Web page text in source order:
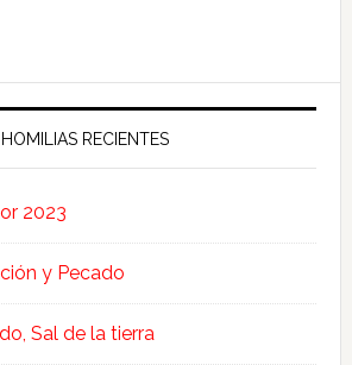
HOMILIAS RECIENTES
2023
y Pecado
Sal de la tierra